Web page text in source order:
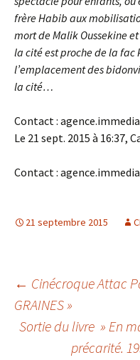
frère Habib aux
mort de Malik Oussekine
la cité est proche de la fac
l’emplacement des
la cité…
Contact :
Le 21 sept. 2015 à 16:37,
Contact :
21 septembre 2015
des
← Cinécroque Attac
GRAINES »
Sortie du livre » En
précarité.